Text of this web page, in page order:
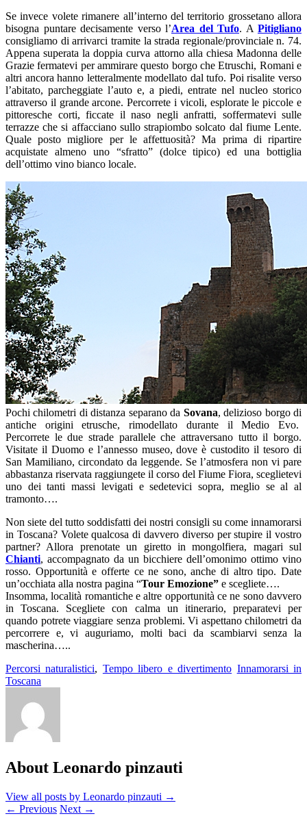
Se invece volete rimanere all’interno del territorio grossetano allora
bisogna puntare decisamente verso l’Area del Tufo. A Pitigliano
consigliamo di arrivarci tramite la strada regionale/provinciale n. 74.
Appena superata la doppia curva attorno alla chiesa Madonna delle
Grazie fermatevi per ammirare questo borgo che Etruschi, Romani e
altri ancora hanno letteralmente modellato dal tufo. Poi risalite verso
l’abitato, parcheggiate l’auto e, a piedi, entrate nel nucleo storico
attraverso il grande arcone. Percorrete i vicoli, esplorate le piccole e
pittoresche corti, ficcate il naso negli anfratti, soffermatevi sulle
terrazze che si affacciano sullo strapiombo solcato dal fiume Lente.
Quale posto migliore per le affettuosità? Ma prima di ripartire
acquistate almeno uno “sfratto” (dolce tipico) ed una bottiglia
dell’ottimo vino bianco locale.
Pochi chilometri di distanza separano da Sovana, delizioso borgo di
antiche origini etrusche, rimodellato durante il Medio Evo.
Percorrete le due strade parallele che attraversano tutto il borgo.
Visitate il Duomo e l’annesso museo, dove è custodito il tesoro di
San Mamiliano, circondato da leggende. Se l’atmosfera non vi pare
abbastanza riservata raggiungete il corso del Fiume Fiora, sceglietevi
uno dei tanti massi levigati e sedetevici sopra, meglio se al al
tramonto….
Non siete del tutto soddisfatti dei nostri consigli su come innamorarsi
in Toscana? Volete qualcosa di davvero diverso per stupire il vostro
partner? Allora prenotate un giretto in mongolfiera, magari sul
Chianti, accompagnato da un bicchiere dell’omonimo ottimo vino
rosso. Opportunità e offerte ce ne sono, anche di altro tipo. Date
un’occhiata alla nostra pagina “Tour Emozione” e scegliete….
Insomma, località romantiche e altre opportunità ce ne sono davvero
in Toscana. Scegliete con calma un itinerario, preparatevi per
quando potrete viaggiare senza problemi. Vi aspettano chilometri da
percorrere e, vi auguriamo, molti baci da scambiarvi senza la
mascherina…..
Percorsi naturalistici, Tempo libero e divertimento Innamorarsi in
Toscana
About Leonardo pinzauti
View all posts by Leonardo pinzauti →
← Previous Next →